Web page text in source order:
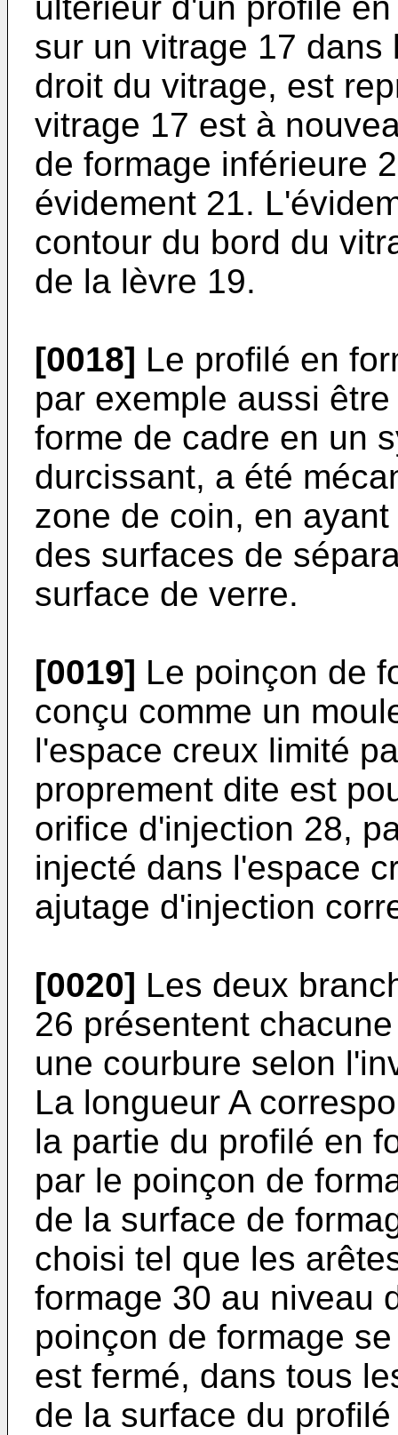
sur un vitrage 17
droit du vitrage, est
vitrage 17 est à
de formage inférieure
évidement 21.
contour du bord du
de la lèvre 19.
[0018] Le profilé en
par exemple aussi
forme de cadre en un
durcissant, a été
zone de coin, en
des surfaces de
surface de verre.
[0019] Le poinçon de
conçu comme un
l'espace creux limité
proprement dite est
orifice d'injection 28,
injecté dans l'espace
ajutage d'injection
[0020] Les deux
26 présentent
une courbure selon
La longueur A
la partie du profilé en
par le poinçon de
de la surface de
choisi tel que les
formage 30 au niveau
poinçon de formage
est fermé, dans tous
de la surface du